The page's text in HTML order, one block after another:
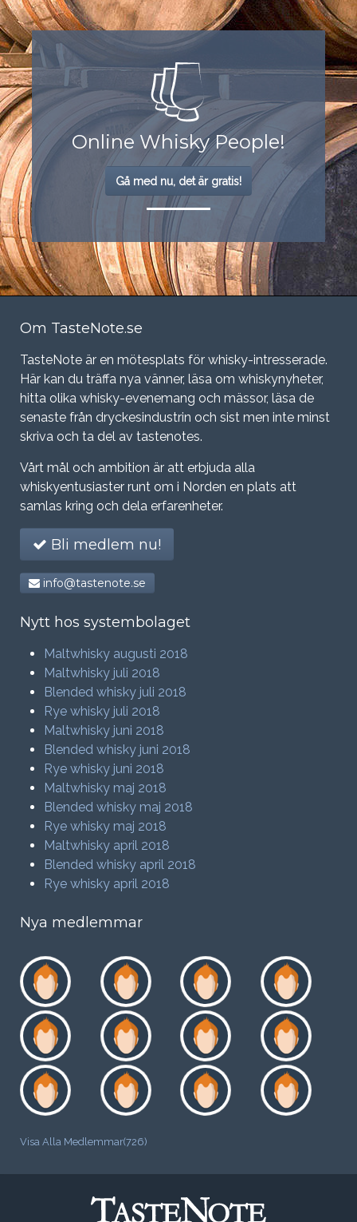
Online Whisky People!
Gå med nu, det är gratis!
Om TasteNote.se
TasteNote är en mötesplats för whisky-intresserade.
Här kan du träffa nya vänner, läsa om whiskynyheter,
hitta olika whisky-evenemang och mässor, läsa de
senaste från dryckesindustrin och sist men inte minst
skriva och ta del av tastenotes.
Vårt mål och ambition är att erbjuda alla
whiskyentusiaster runt om i Norden en plats att
samlas kring och dela erfarenheter.
Bli medlem nu!
info@tastenote.se
Nytt hos systembolaget
Maltwhisky augusti 2018
Maltwhisky juli 2018
Blended whisky juli 2018
Rye whisky juli 2018
Maltwhisky juni 2018
Blended whisky juni 2018
Rye whisky juni 2018
Maltwhisky maj 2018
Blended whisky maj 2018
Rye whisky maj 2018
Maltwhisky april 2018
Blended whisky april 2018
Rye whisky april 2018
Nya medlemmar
Visa Alla Medlemmar(726)